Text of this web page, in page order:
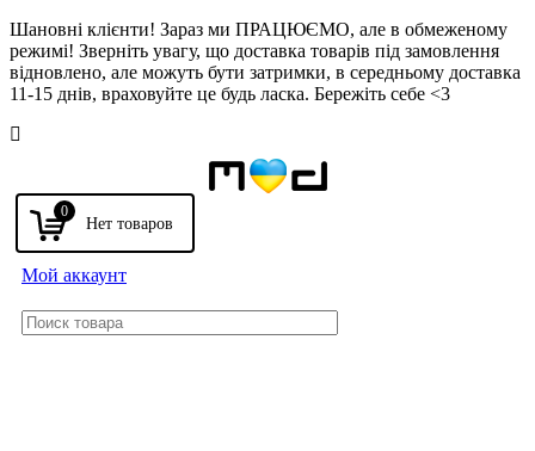
Шановні клієнти! Зараз ми ПРАЦЮЄМО, але в обмеженому
режимі! Зверніть увагу, що доставка товарів під замовлення
відновлено, але можуть бути затримки, в середньому доставка
11-15 днів, враховуйте це будь ласка. Бережіть себе <3
0
Мой аккаунт